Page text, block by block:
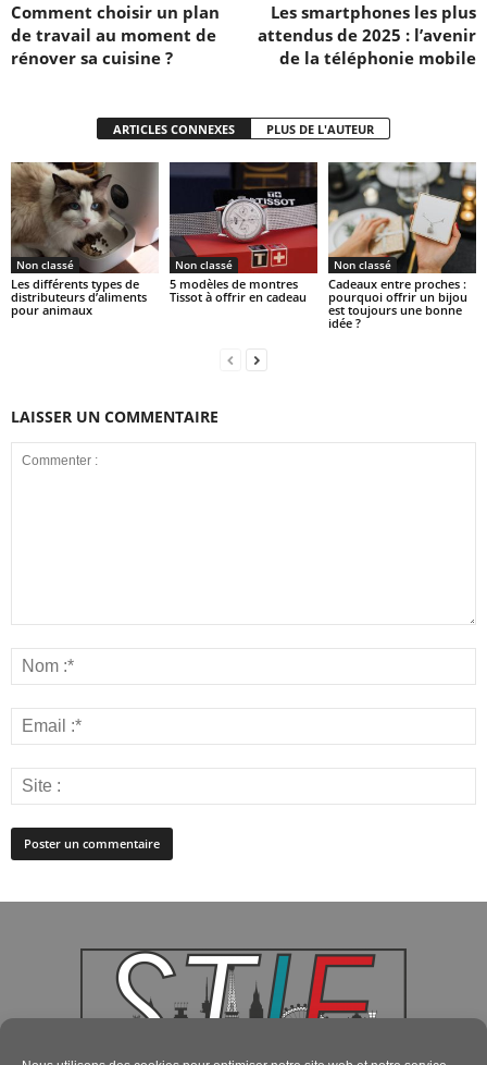
Comment choisir un plan
de travail au moment de
rénover sa cuisine ?
Les smartphones les plus
attendus de 2025 : l’avenir
de la téléphonie mobile
ARTICLES CONNEXES PLUS DE L'AUTEUR
Non classé
Les différents types de
distributeurs d’aliments
pour animaux
Non classé
5 modèles de montres
Tissot à offrir en cadeau
Non classé
Cadeaux entre proches :
pourquoi offrir un bijou
est toujours une bonne
idée ?
LAISSER UN COMMENTAIRE